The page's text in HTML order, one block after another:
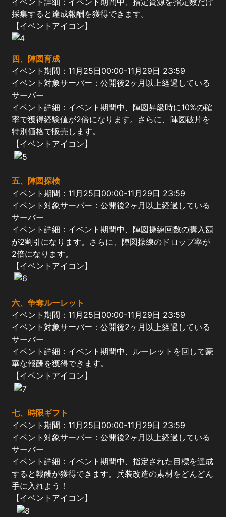
採集すると達成報酬を獲得できます。
【イベントアイコン】
四、陣図育成
イベント期間：11月25日00:00-11月29日 23:59
イベント対象サーバー：公開後2ヶ月以上経過している
サーバー
イベント詳細：イベント期間中、陣図昇級時に10%の確
率で獲得経験値が2倍になります。さらに、陣図破片を
特別価格で販売します。
【イベントアイコン】
五、陣図探検
イベント期間：11月25日00:00-11月29日 23:59
イベント対象サーバー：公開後2ヶ月以上経過している
サーバー
イベント詳細：イベント期間中、陣図操練回数の購入額
が2割引になります。さらに、陣図操練のドロップ率が
2倍になります。
【イベントアイコン】
六、争奪ルーレット
イベント期間：11月25日00:00-11月29日 23:59
イベント対象サーバー：公開後2ヶ月以上経過している
サーバー
イベント詳細：イベント期間中、ルーレットを回して豪
華な報酬を獲得できます。
【イベントアイコン】
七、 時限ギフト
イベント期間：11月25日00:00-11月29日 23:59
イベント対象サーバー：公開後2ヶ月以上経過している
サーバー
イベント詳細：イベント期間中、指定された目標を達成
すると報酬が獲得できます。兵装改造の素材をどんどん
手に入れよう！
【イベントアイコン】